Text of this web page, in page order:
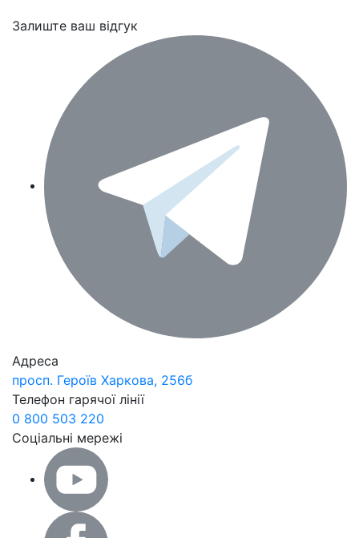
Залиште ваш відгук
Адреса
просп. Героїв Харкова, 256б
Телефон гарячої лінії
0 800 503 220
Соціальні мережі